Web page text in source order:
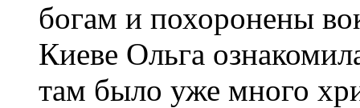
богам и похоронены
Киеве Ольга
там было уже много